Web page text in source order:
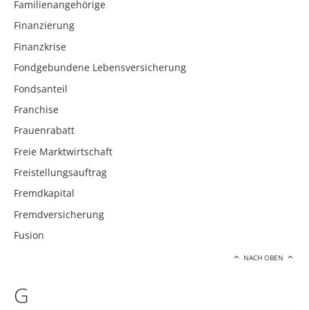
Familienangehörige
Finanzierung
Finanzkrise
Fondgebundene Lebensversicherung
Fondsanteil
Franchise
Frauenrabatt
Freie Marktwirtschaft
Freistellungsauftrag
Fremdkapital
Fremdversicherung
Fusion
NACH OBEN
G